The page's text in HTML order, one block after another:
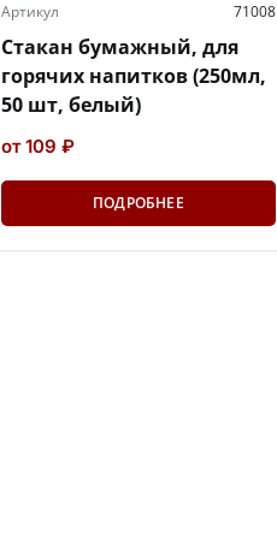
Артикул 71008
Стакан бумажный, для
горячих напитков (250мл,
50 шт, белый)
от 109 ₽
ПОДРОБНЕЕ